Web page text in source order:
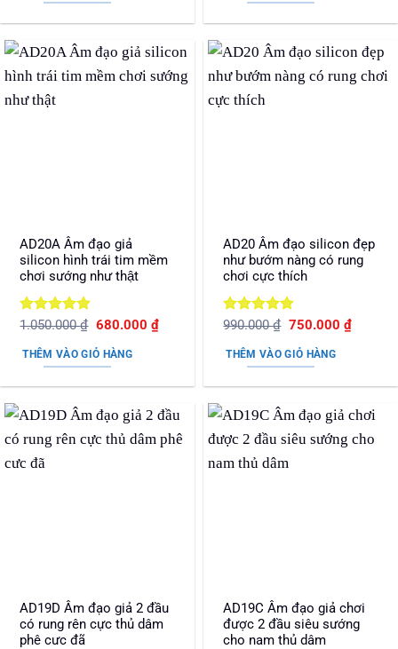
AD20A Âm đạo giả
silicon hình trái tim mềm
chơi sướng như thật
Được xếp
sao
1.050.000₫ Giá
là:
1.050.000 ₫.
680.000 ₫Giá
hiện
THÊM VÀO GIỎ HÀNG
AD20 Âm đạo silicon đẹp
như bướm nàng có rung
chơi cực thích
Được xếp
sao
990.000₫ Giá
là:
990.000 ₫.
750.000 ₫Giá
hiện
THÊM VÀO GIỎ HÀNG
AD19D Âm đạo giả 2 đầu
có rung rên cực thủ dâm
phê cưc đã
AD19C Âm đạo giả chơi
được 2 đầu siêu sướng
cho nam thủ dâm